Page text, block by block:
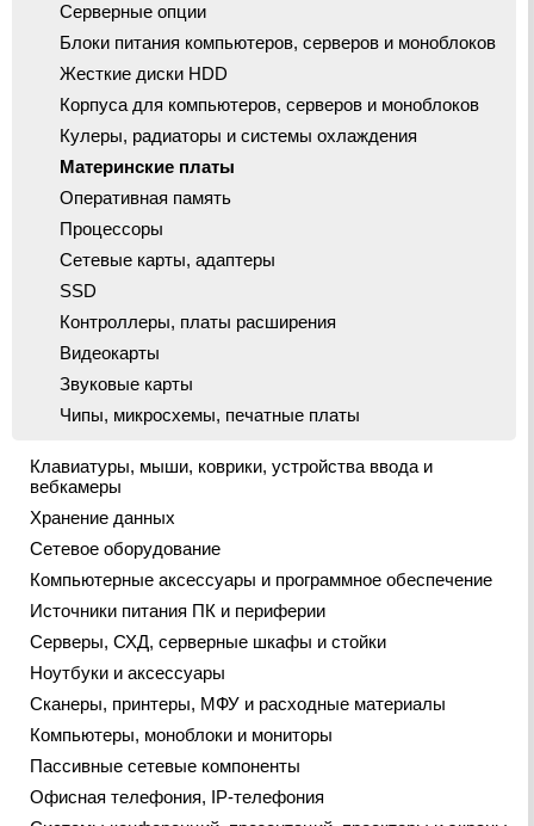
Серверные опции
Блоки питания компьютеров, серверов и моноблоков
Жесткие диски HDD
Корпуса для компьютеров, серверов и моноблоков
Кулеры, радиаторы и системы охлаждения
Материнские платы
Оперативная память
Процессоры
Сетевые карты, адаптеры
SSD
Контроллеры, платы расширения
Видеокарты
Звуковые карты
Чипы, микросхемы, печатные платы
Клавиатуры, мыши, коврики, устройства ввода и
вебкамеры
Хранение данных
Сетевое оборудование
Компьютерные аксессуары и программное обеспечение
Источники питания ПК и периферии
Серверы, СХД, серверные шкафы и стойки
Ноутбуки и аксессуары
Сканеры, принтеры, МФУ и расходные материалы
Компьютеры, моноблоки и мониторы
Пассивные сетевые компоненты
Офисная телефония, IP-телефония